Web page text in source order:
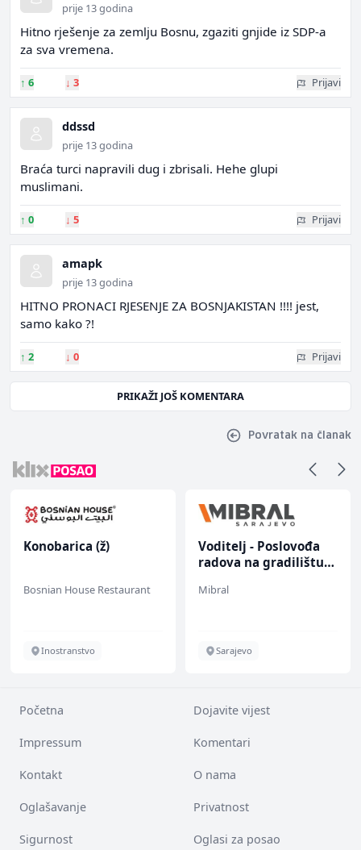
prije 13 godina
Hitno rješenje za zemlju Bosnu, zgaziti gnjide iz SDP-a
za sva vremena.
↑ 6 ↓ 3 Prijavi
ddssd
prije 13 godina
Braća turci napravili dug i zbrisali. Hehe glupi
muslimani.
↑ 0 ↓ 5 Prijavi
amapk
prije 13 godina
HITNO PRONACI RJESENJE ZA BOSNJAKISTAN !!!! jest,
samo kako ?!
↑ 2 ↓ 0 Prijavi
PRIKAŽI JOŠ KOMENTARA
Povratak na članak
Konobarica (ž)
Bosnian House Restaurant
Inostranstvo
Voditelj - Poslovođa
radova na gradilištu
Mibral
Sarajevo
Početna Dojavite vijest
Impressum Komentari
Kontakt O nama
Oglašavanje Privatnost
Sigurnost Oglasi za posao